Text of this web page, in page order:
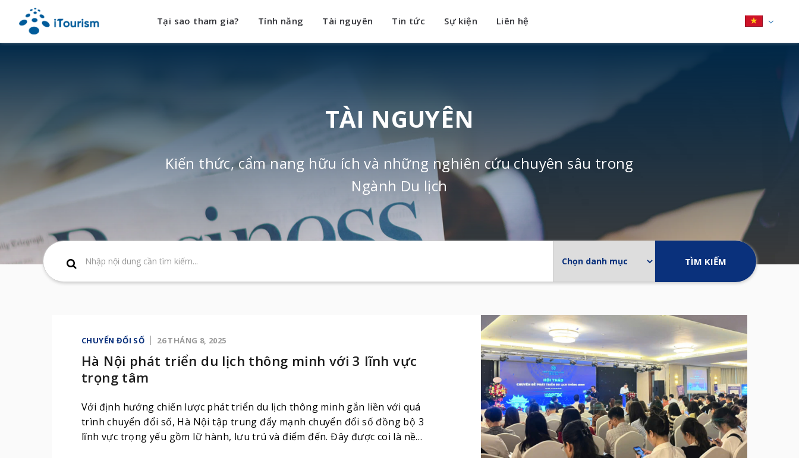
Tại sao tham gia? Tính năng Tài nguyên Tin tức Sự kiện Liên hệ
TÀI NGUYÊN
Kiến thức, cẩm nang hữu ích và những nghiên cứu chuyên sâu trong
Ngành Du lịch
TÌM KIẾM
CHUYỂN ĐỔI SỐ 26 THÁNG 8, 2025
Hà Nội phát triển du lịch thông minh với 3 lĩnh vực
trọng tâm
Với định hướng chiến lược phát triển du lịch thông minh gắn liền với quá
trình chuyển đổi số, Hà Nội tập trung đẩy mạnh chuyển đổi số đồng bộ 3
lĩnh vực trọng yếu gồm lữ hành, lưu trú và điểm đến. Đây được coi là nền